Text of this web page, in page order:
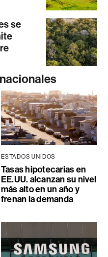
se
ESTADOS UNIDOS
Tasas hipotecarias en
EE.UU. alcanzan su nivel
más alto en un año y
frenan la demanda